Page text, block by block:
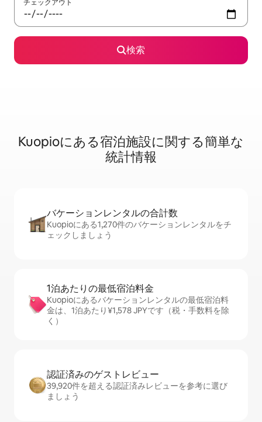
チェックアウト
検索
Kuopioに⁠あ⁠る宿⁠泊⁠施⁠設⁠に関⁠す⁠る簡⁠単⁠な
統⁠計⁠情⁠報
バケーションレ⁠ン⁠タ⁠ル⁠の合⁠計⁠数
Kuopioにある1,270件のバケーションレンタルをチ
ェックしましょう
1泊あたりの最⁠低⁠宿⁠泊⁠料⁠金
Kuopioにあるバケーションレンタルの最低宿泊料
金は、1泊あたり¥1,578 JPYです（税・手数料を除
く）
認証済みのゲ⁠ス⁠ト⁠レ⁠ビ⁠ュ⁠ー
39,920件を超える認証済みレビューを参考に選び
ましょう